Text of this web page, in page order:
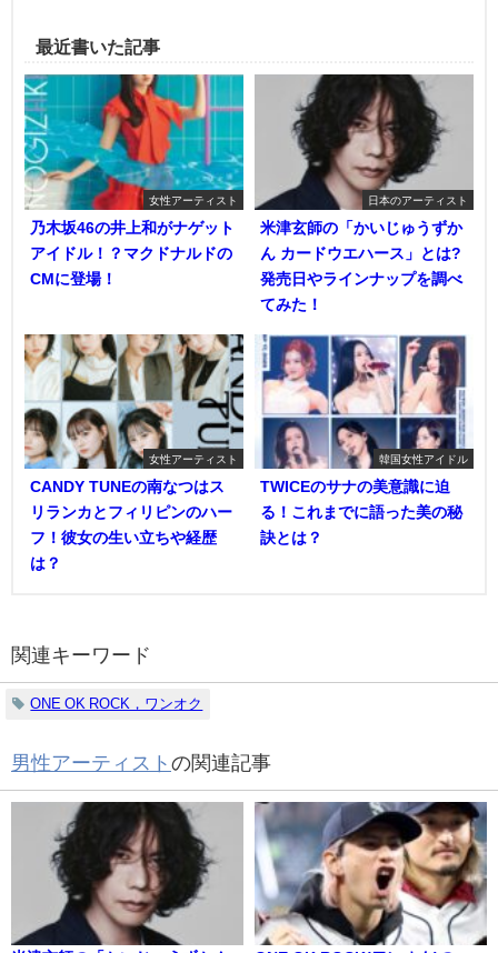
最近書いた記事
女性アーティスト
乃木坂46の井上和がナゲット
アイドル！？マクドナルドの
CMに登場！
日本のアーティスト
米津玄師の「かいじゅうずか
ん カードウエハース」とは?
発売日やラインナップを調べ
てみた！
女性アーティスト
CANDY TUNEの南なつはス
リランカとフィリピンのハー
フ！彼女の生い立ちや経歴
は？
韓国女性アイドル
TWICEのサナの美意識に迫
る！これまでに語った美の秘
訣とは？
関連キーワード
ONE OK ROCK，ワンオク
男性アーティスト の関連記事